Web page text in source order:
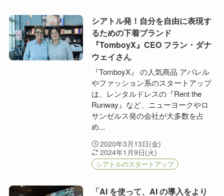
シアトル発！自分を自由に表現す
るための下着ブランド
『TomboyX』CEO フラン・ダナ
ウェイさん
『TomboyX』 の人気商品 アパレル
やファッション系のスタートアップ
は、レンタルドレスの『Rent the
Runway』など、ニューヨークやロ
サンゼルス発の会社が大多数を占
め...
2020年3月13日(金)
2024年1月9日(火)
シアトルのスタートアップ
「AI を使って、AI の導入をより